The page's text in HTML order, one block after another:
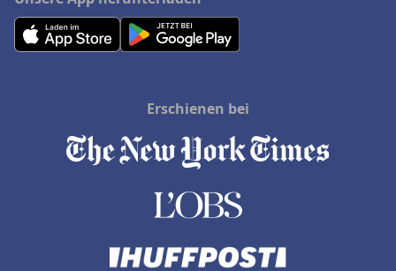
Erschienen bei